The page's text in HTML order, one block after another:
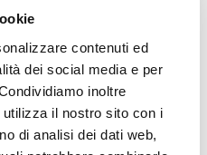
contenuti ed
dei social media e per
inoltre
il nostro sito con i
di analisi dei dati web,
ed e-
o
“Ma allora chi me lo fa